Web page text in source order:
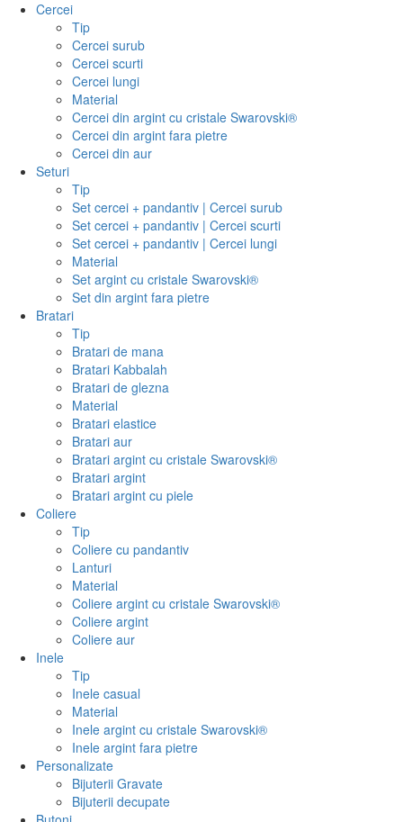
Cercei
Tip
Cercei surub
Cercei scurti
Cercei lungi
Material
Cercei din argint cu cristale Swarovski®
Cercei din argint fara pietre
Cercei din aur
Seturi
Tip
Set cercei + pandantiv | Cercei surub
Set cercei + pandantiv | Cercei scurti
Set cercei + pandantiv | Cercei lungi
Material
Set argint cu cristale Swarovski®
Set din argint fara pietre
Bratari
Tip
Bratari de mana
Bratari Kabbalah
Bratari de glezna
Material
Bratari elastice
Bratari aur
Bratari argint cu cristale Swarovski®
Bratari argint
Bratari argint cu piele
Coliere
Tip
Coliere cu pandantiv
Lanturi
Material
Coliere argint cu cristale Swarovski®
Coliere argint
Coliere aur
Inele
Tip
Inele casual
Material
Inele argint cu cristale Swarovski®
Inele argint fara pietre
Personalizate
Bijuterii Gravate
Bijuterii decupate